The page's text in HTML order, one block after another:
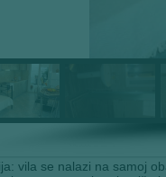
vila se nalazi na samoj